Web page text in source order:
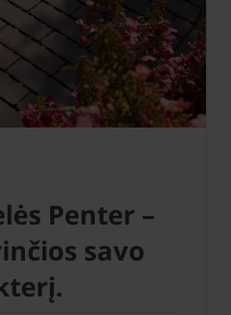
Penter –
savo